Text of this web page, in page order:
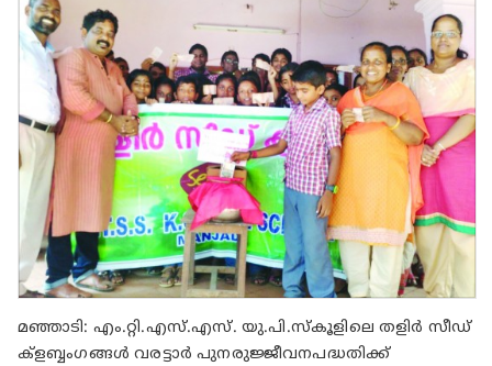
മഞ്ഞാടി: എം.റ്റി.എസ്.എസ്. യു.പി.സ്‌കൂളിലെ തളിര്‍ സീഡ്
ക്‌ളബ്ബംഗങ്ങള്‍ വരട്ടാര്‍ പുനരുജ്ജീവനപദ്ധതിക്ക്